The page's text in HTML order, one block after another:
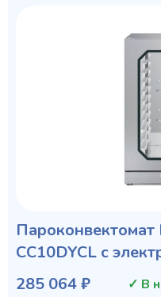
Пароконвектомат
CC10DYCL с
285 064 ₽
✓ В